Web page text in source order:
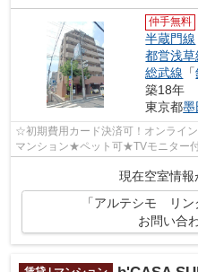
仲手無料
半蔵門線
都営浅草
総武線 「
築18年
東京都墨
☆初期費用カード決済可！オンライ
マンション★ペット可★TVモニター
性の高いダブルロック・ディンプル
現在空室情報
「アルテシモ リ
お問い合